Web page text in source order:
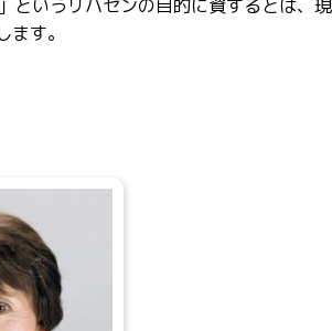
というリハセンの目的に資するとは、
す。